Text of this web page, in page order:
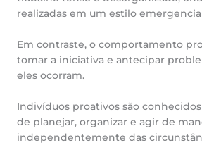
realizadas em um estilo
Em contraste, o comportamento
tomar a iniciativa e antecipar
eles ocorram.
Indivíduos proativos são
de planejar, organizar e agir de
independentemente das